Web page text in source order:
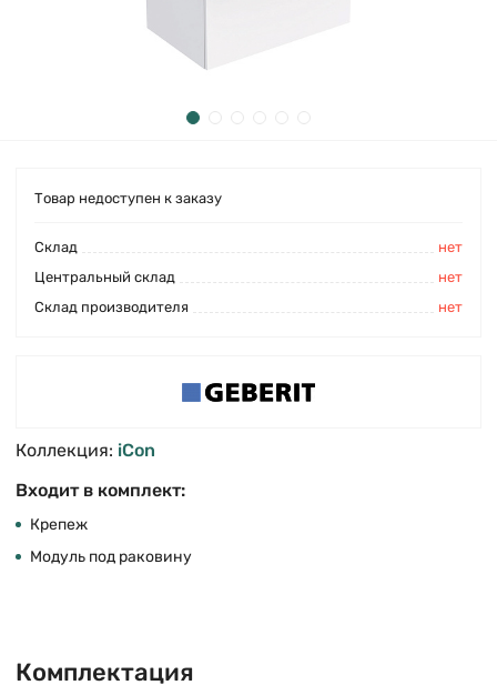
Товар недоступен к заказу
Cклад
нет
Центральный склад
нет
Склад производителя
нет
Коллекция: iCon
Входит в комплект:
Крепеж
Модуль под раковину
Комплектация